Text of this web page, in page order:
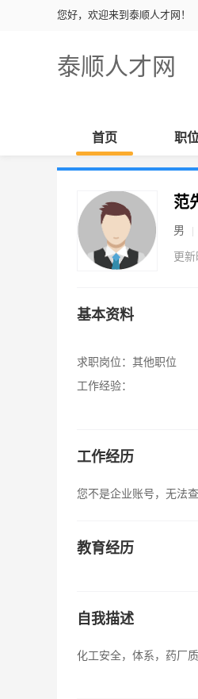
您好，欢迎来到泰顺人才网！
泰顺人才网
首页 职
范
男
更
基本资料
求职岗位： 其他职位
工作经验：
工作经历
您不是企业账号，无法
教育经历
自我描述
化工安全，体系，药厂